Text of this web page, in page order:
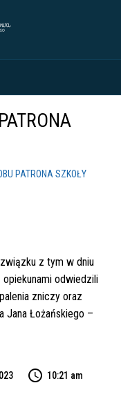
PATRONA SZKOŁY
z tym w dniu
odwiedzili
zniczy oraz
Jana Łożańskiego –
10:21 am